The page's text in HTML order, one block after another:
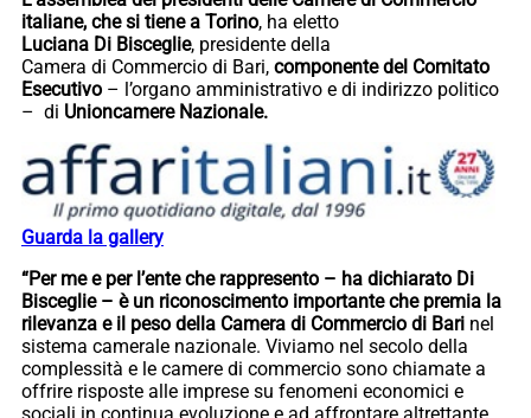
italiane, che si tiene a Torino, ha eletto
Luciana Di Bisceglie, presidente della
Camera di Commercio di Bari, componente del Comitato
Esecutivo – l’organo amministrativo e di indirizzo politico
– di Unioncamere Nazionale.
Guarda la gallery
“Per me e per l’ente che rappresento – ha dichiarato Di
Bisceglie – è un riconoscimento importante che premia la
rilevanza e il peso della Camera di Commercio di Bari nel
sistema camerale nazionale. Viviamo nel secolo della
complessità e le camere di commercio sono chiamate a
offrire risposte alle imprese su fenomeni economici e